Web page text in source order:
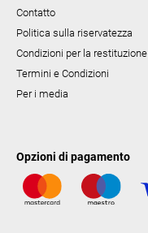
Contatto
Politica sulla riservatezza
Condizioni per la
Termini e Condizioni
Per i media
Opzioni di pagamento